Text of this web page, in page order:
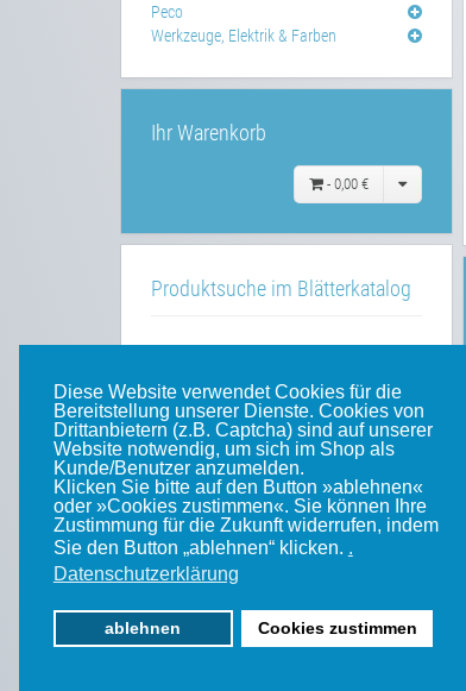
Diese Website verwendet Cookies für die
Bereitstellung unserer Dienste. Cookies von
Drittanbietern (z.B. Captcha) sind auf unserer
Website notwendig, um sich im Shop als
Kunde/Benutzer anzumelden.
Klicken Sie bitte auf den Button »ablehnen«
oder »Cookies zustimmen«. Sie können Ihre
Zustimmung für die Zukunft widerrufen, indem
Sie den Button „ablehnen“ klicken. .
Datenschutzerklärung
ablehnen Cookies zustimmen
Peco
Werkzeuge, Elektrik & Farben
Ihr Warenkorb
- 0,00 €
Produktsuche im Blätterkatalog
Unsere weiteren Websites
Weinert-Blog
mein Gleis